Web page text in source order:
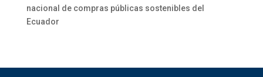
nacional de compras públicas sostenibles del
Ecuador